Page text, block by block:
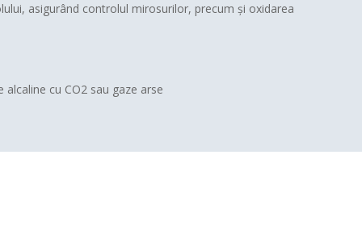
asigurând controlul mirosurilor, precum și oxidarea
cu CO2 sau gaze arse